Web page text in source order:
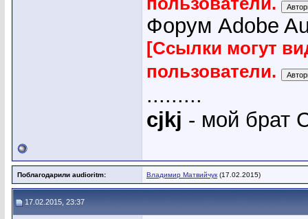
Форум Adobe
[Ссылки могут
пользователи.
.........
cjkj - мой брат
Поблагодарили audioritm: Владимир Матвийчук (17.02.2015)
17.02.2015, 23:37